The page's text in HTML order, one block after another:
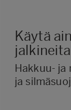
Käytä
Hakkuu- ja
ja